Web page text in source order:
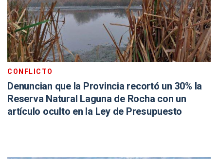
CONFLICTO
Denuncian que la Provincia recortó un 30% la
Reserva Natural Laguna de Rocha con un
artículo oculto en la Ley de Presupuesto